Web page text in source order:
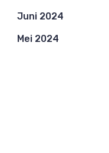
Juni 2024
Mei 2024